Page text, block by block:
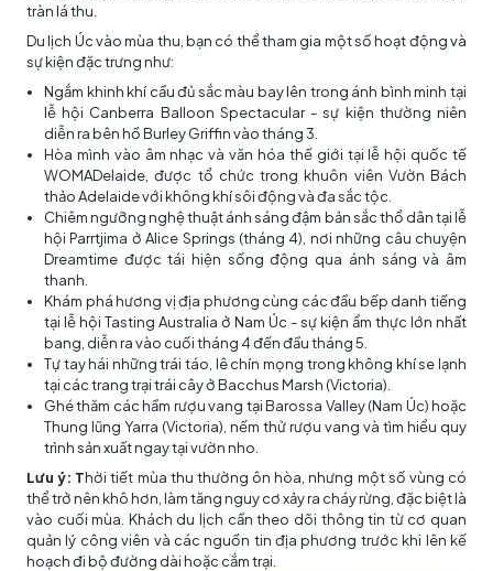
tràn lá thu.
Du lịch Úc vào mùa thu, bạn có thể tham gia một số hoạt động và
sự kiện đặc trưng như:
Ngắm khinh khí cầu đủ sắc màu bay lên trong ánh bình minh tại
lễ hội Canberra Balloon Spectacular - sự kiện thường niên
diễn ra bên hồ Burley Griffin vào tháng 3.
Hòa mình vào âm nhạc và văn hóa thế giới tại lễ hội quốc tế
WOMADelaide, được tổ chức trong khuôn viên Vườn Bách
thảo Adelaide với không khí sôi động và đa sắc tộc.
Chiêm ngưỡng nghệ thuật ánh sáng đậm bản sắc thổ dân tại lễ
hội Parrtjima ở Alice Springs (tháng 4), nơi những câu chuyện
Dreamtime được tái hiện sống động qua ánh sáng và âm
thanh.
Khám phá hương vị địa phương cùng các đầu bếp danh tiếng
tại lễ hội Tasting Australia ở Nam Úc - sự kiện ẩm thực lớn nhất
bang, diễn ra vào cuối tháng 4 đến đầu tháng 5.
Tự tay hái những trái táo, lê chín mọng trong không khí se lạnh
tại các trang trại trái cây ở Bacchus Marsh (Victoria).
Ghé thăm các hầm rượu vang tại Barossa Valley (Nam Úc) hoặc
Thung lũng Yarra (Victoria), nếm thử rượu vang và tìm hiểu quy
trình sản xuất ngay tại vườn nho.
Lưu ý: Thời tiết mùa thu thường ôn hòa, nhưng một số vùng có
thể trở nên khô hơn, làm tăng nguy cơ xảy ra cháy rừng, đặc biệt là
vào cuối mùa. Khách du lịch cần theo dõi thông tin từ cơ quan
quản lý công viên và các nguồn tin địa phương trước khi lên kế
hoạch đi bộ đường dài hoặc cắm trại.